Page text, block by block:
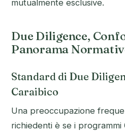
mutualmente esclusive.
Due Diligence,
Panorama
Standard di Due
Caraibico
Una preoccupazione
richiedenti è se i programmi